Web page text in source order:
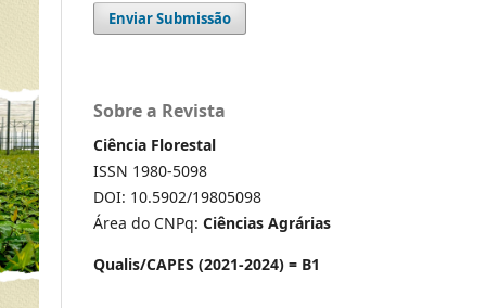
Enviar Submissão
Sobre a Revista
Ciência Florestal
ISSN 1980-5098
DOI: 10.5902/19805098
Área do CNPq: Ciências Agrárias
Qualis/CAPES (2021-2024) = B1